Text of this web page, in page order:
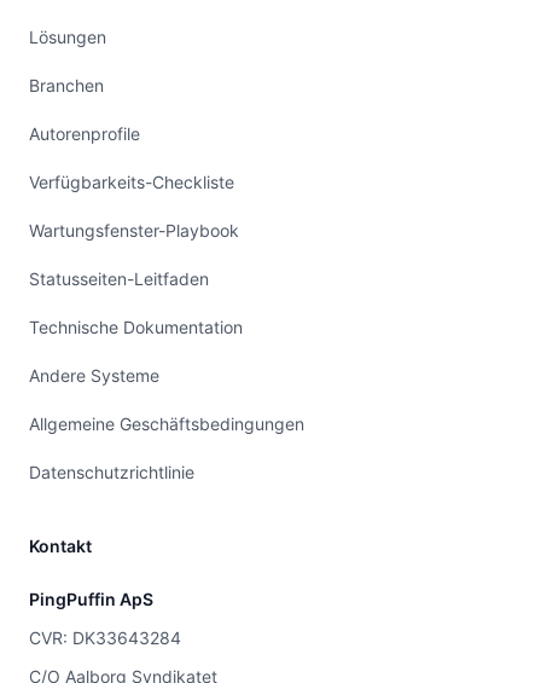
Lösungen
Branchen
Autorenprofile
Verfügbarkeits-Checkliste
Wartungsfenster-Playbook
Statusseiten-Leitfaden
Technische Dokumentation
Andere Systeme
Allgemeine Geschäftsbedingungen
Datenschutzrichtlinie
Kontakt
PingPuffin ApS
CVR: DK33643284
C/O Aalborg Syndikatet